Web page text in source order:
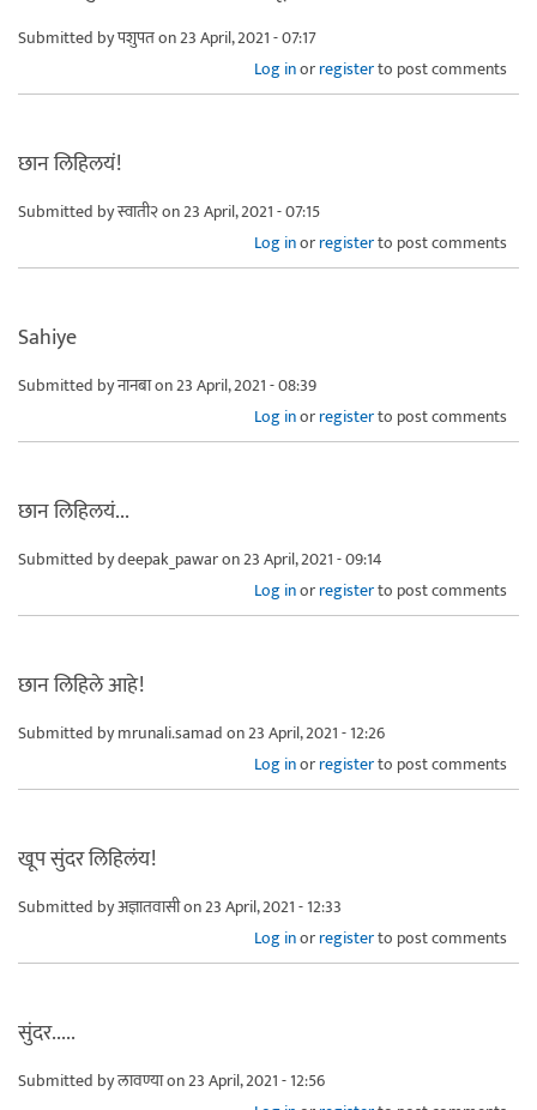
Submitted byपशुपतon 23 April, 2021 - 07:17
Log inorregisterto post comments
छान लिहिलयं!
Submitted byस्वाती२on 23 April, 2021 - 07:15
Log inorregisterto post comments
Sahiye
Submitted byनानबाon 23 April, 2021 - 08:39
Log inorregisterto post comments
छान लिहिलयं...
Submitted bydeepak_pawaron 23 April, 2021 - 09:14
Log inorregisterto post comments
छान लिहिले आहे!
Submitted bymrunali.samadon 23 April, 2021 - 12:26
Log inorregisterto post comments
खूप सुंदर लिहिलंय!
Submitted byअज्ञातवासीon 23 April, 2021 - 12:33
Log inorregisterto post comments
सुंदर.....
Submitted byलावण्याon 23 April, 2021 - 12:56